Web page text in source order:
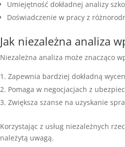
Umiejętność dokładnej analizy
Doświadczenie w pracy z
Jak niezależna analiza
Niezależna analiza może znacząco
Zapewnia bardziej dokładną
Pomaga w negocjacjach z
Zwiększa szanse na uzyskanie
Korzystając z usług niezależnych
należytą uwagą.